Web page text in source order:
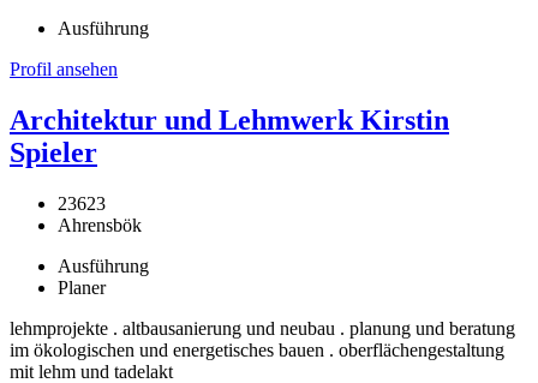
Ausführung
Profil ansehen
Architektur und Lehmwerk Kirstin
Spieler
23623
Ahrensbök
Ausführung
Planer
lehmprojekte . altbausanierung und neubau . planung und beratung
im ökologischen und energetisches bauen . oberflächengestaltung
mit lehm und tadelakt